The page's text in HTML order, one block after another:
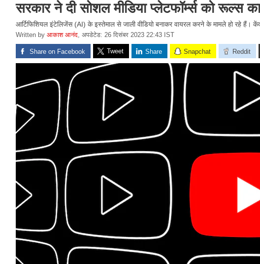
सरकार ने दी सोशल मीडिया प्लेटफॉर्म्स को रूल्स
आर्टिफिशियल इंटेलिजेंस (AI) के इस्तेमाल से जाली वीडियो बनाकर वायरल करने के मामले हो रहे हैं।
Written by आकाश आनंद, अपडेटेड: 26 दिसंबर 2023 22:43 IST
Share on Facebook Tweet Share Snapchat Reddit